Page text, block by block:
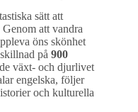
sätt att
att vandra
öns skönhet
på 900
växt- och djurlivet
engelska, följer
och kulturella